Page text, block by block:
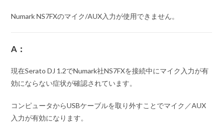
Numark NS7FXのマイク/AUX入力が使用できません。
A：
現在Serato DJ 1.2でNumark社NS7FXを接続中にマイク入力が有
効にならない症状が確認されています。
コンピュータからUSBケーブルを取り外すことでマイク／AUX
入力が有効になります。